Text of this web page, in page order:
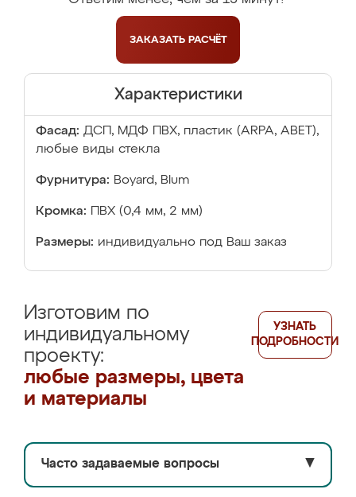
ЗАКАЗАТЬ РАСЧЁТ
Характеристики
Фасад: ДСП, МДФ ПВХ, пластик (ARPA, ABET),
любые виды стекла
Фурнитура: Boyard, Blum
Кромка: ПВХ (0,4 мм, 2 мм)
Размеры: индивидуально под Ваш заказ
Изготовим по
индивидуальному
проекту:
любые размеры, цвета
и материалы
УЗНАТЬ
ПОДРОБНОСТИ
Часто задаваемые вопросы ▼